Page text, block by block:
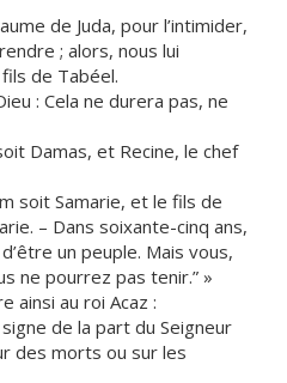
de Juda, pour l’intimider,
; alors, nous lui
de Tabéel.
: Cela ne durera pas, ne
Damas, et Recine, le chef
soit Samarie, et le fils de
– Dans soixante-cinq ans,
un peuple. Mais vous,
ne pourrez pas tenir.” »
ainsi au roi Acaz :
de la part du Seigneur
des morts ou sur les